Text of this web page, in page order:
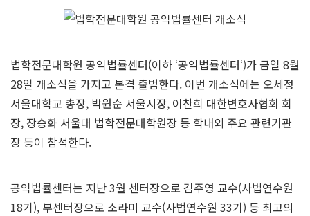
법학전문대학원 공익법률센터(이하 ‘공익법률센터‘)가 금일 8월
28일 개소식을 가지고 본격 출범한다. 이번 개소식에는 오세정
서울대학교 총장, 박원순 서울시장, 이찬희 대한변호사협회 회
장, 장승화 서울대 법학전문대학원장 등 학내외 주요 관련기관
장 등이 참석한다.
공익법률센터는 지난 3월 센터장으로 김주영 교수(사법연수원
18기), 부센터장으로 소라미 교수(사법연수원 33기) 등 최고의